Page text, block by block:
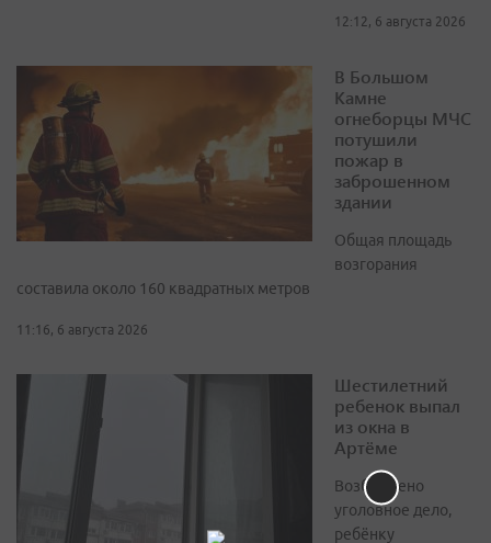
12:12, 6 августа 2026
В Большом
Камне
огнеборцы МЧС
потушили
пожар в
заброшенном
здании
Общая площадь
возгорания
составила около 160 квадратных метров
11:16, 6 августа 2026
Шестилетний
ребенок выпал
из окна в
Артёме
Возбуждено
уголовное дело,
ребёнку